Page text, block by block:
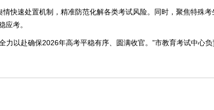
快速处置机制，精准防范化解各类考试风险。同时，聚焦特殊
应考。
以赴确保2026年高考平稳有序、圆满收官。”市教育考试中心负